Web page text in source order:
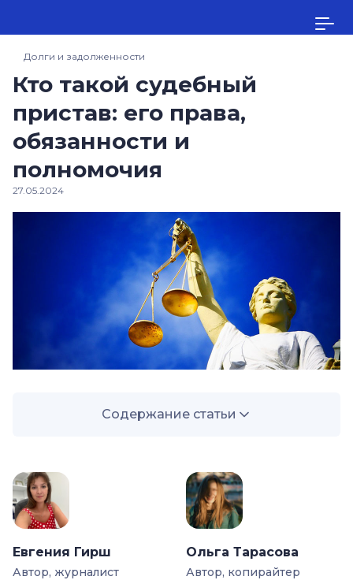
Долги и задолженности
Кто такой судебный
пристав: его права,
обязанности и
полномочия
27.05.2024
Содержание статьи
—Виды судебных приставов
—Кто может быть судебным приставом
—Задачи судебных приставов-исполнителей
—Полномочия судебных приставов
Евгения Гирш
Автор, журналист
Ольга Тарасова
Автор, копирайтер